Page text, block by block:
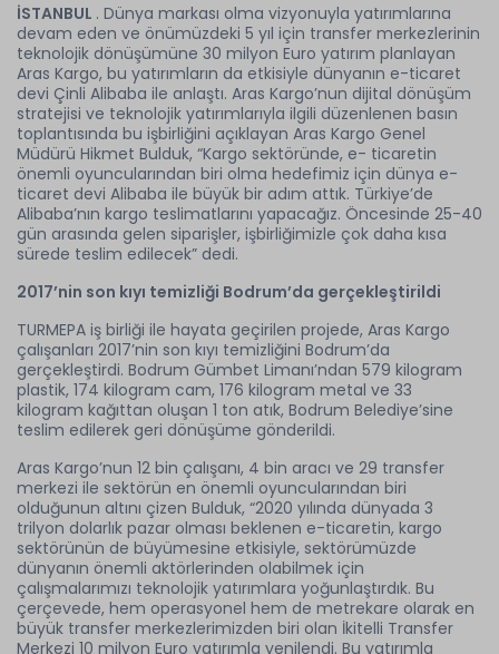
İSTANBUL . Dünya markası olma vizyonuyla yatırımlarına
devam eden ve önümüzdeki 5 yıl için transfer merkezlerinin
teknolojik dönüşümüne 30 milyon Euro yatırım planlayan
Aras Kargo, bu yatırımların da etkisiyle dünyanın e-ticaret
devi Çinli Alibaba ile anlaştı. Aras Kargo’nun dijital dönüşüm
stratejisi ve teknolojik yatırımlarıyla ilgili düzenlenen basın
toplantısında bu işbirliğini açıklayan Aras Kargo Genel
Müdürü Hikmet Bulduk, “Kargo sektöründe, e- ticaretin
önemli oyuncularından biri olma hedefimiz için dünya e-
ticaret devi Alibaba ile büyük bir adım attık. Türkiye’de
Alibaba’nın kargo teslimatlarını yapacağız. Öncesinde 25-40
gün arasında gelen siparişler, işbirliğimizle çok daha kısa
sürede teslim edilecek” dedi.
2017’nin son kıyı temizliği Bodrum’da gerçekleştirildi
TURMEPA iş birliği ile hayata geçirilen projede, Aras Kargo
çalışanları 2017’nin son kıyı temizliğini Bodrum’da
gerçekleştirdi. Bodrum Gümbet Limanı’ndan 579 kilogram
plastik, 174 kilogram cam, 176 kilogram metal ve 33
kilogram kağıttan oluşan 1 ton atık, Bodrum Belediye’sine
teslim edilerek geri dönüşüme gönderildi.
Aras Kargo’nun 12 bin çalışanı, 4 bin aracı ve 29 transfer
merkezi ile sektörün en önemli oyuncularından biri
olduğunun altını çizen Bulduk, “2020 yılında dünyada 3
trilyon dolarlık pazar olması beklenen e-ticaretin, kargo
sektörünün de büyümesine etkisiyle, sektörümüzde
dünyanın önemli aktörlerinden olabilmek için
çalışmalarımızı teknolojik yatırımlara yoğunlaştırdık. Bu
çerçevede, hem operasyonel hem de metrekare olarak en
büyük transfer merkezlerimizden biri olan İkitelli Transfer
Merkezi 10 milyon Euro yatırımla yenilendi. Bu yatırımla